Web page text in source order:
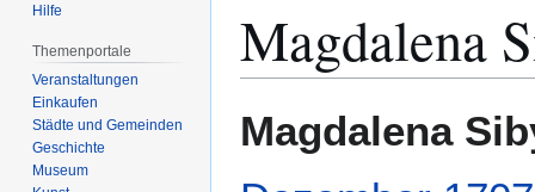
Magdalena
Navigation
Suche
Magdalena
Hilfe
Themenportale
Veranstaltungen
Einkaufen
Städte und Gemeinden
Geschichte
Museum